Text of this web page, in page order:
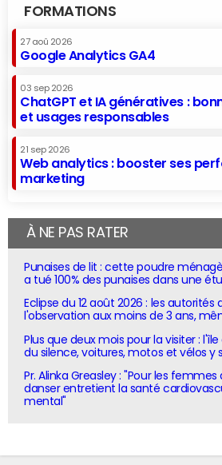
FORMATIONS
27 aoû 2026
Google Analytics GA4
03 sep 2026
ChatGPT et IA génératives :
et usages responsables
21 sep 2026
Web analytics : booster ses
marketing
À NE PAS RATER
Punaises de lit : cette poudre
a tué 100% des punaises dans une
Eclipse du 12 août 2026 : les autorités
l'observation aux moins de 3 ans,
Plus que deux mois pour la visiter :
du silence, voitures, motos et vélos y
Pr. Alinka Greasley : "Pour les femmes
danser entretient la santé
mental"